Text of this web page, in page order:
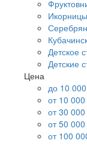
Икорницы
Детское
Детские
Цена
до 10 000
от 10
от 30
от 50
от 100